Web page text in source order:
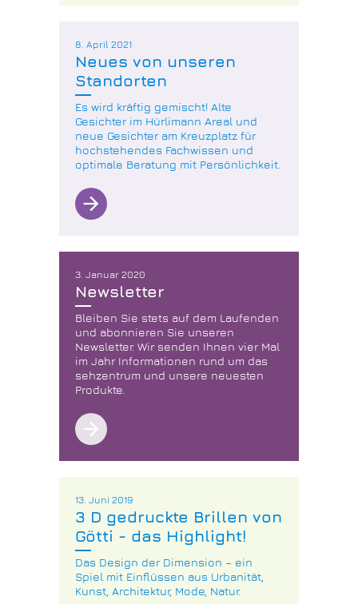
8. April 2021
Neues von unseren
Standorten
Es wird kräftig gemischt! Alte
Gesichter im Hürlimann Areal und
neue Gesichter am Kreuzplatz für
hochstehendes Fachwissen und
optimale Beratung mit Persönlichkeit.
arrow_forward
3. Januar 2020
Newsletter
Bleiben Sie stets auf dem Laufenden
und abonnieren Sie unseren
Newsletter. Wir senden Ihnen vier Mal
im Jahr Informationen rund um das
sehzentrum und unsere neuesten
Produkte.
arrow_forward
13. Juni 2019
3 D gedruckte Brillen von
Götti - das Highlight!
Das Design der Dimension – ein
Spiel mit Einflüssen aus Urbanität,
Kunst, Architektur, Mode, Natur.